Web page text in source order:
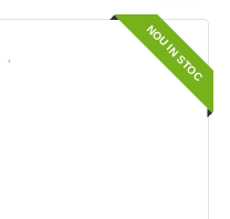
400.00 lei.
este:
350.00 lei.NOU IN STOC